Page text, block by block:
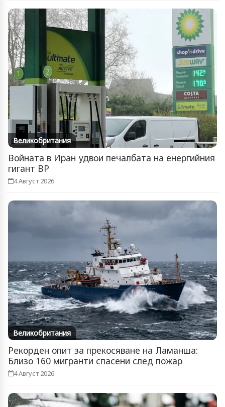
Великобритания
Войната в Иран удвои печалбата на енергийния
гигант BP
4 Август 2026
Великобритания
Рекорден опит за прекосяване на Ламанша:
Близо 160 мигранти спасени след пожар
4 Август 2026